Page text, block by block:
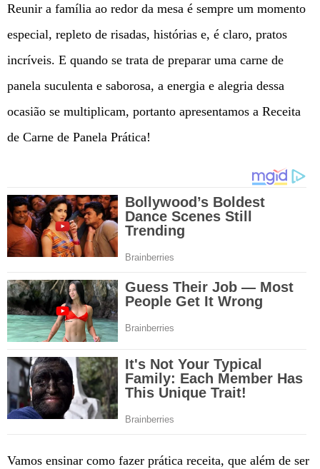
Reunir a família ao redor da mesa é sempre um momento
especial, repleto de risadas, histórias e, é claro, pratos
incríveis. E quando se trata de preparar uma carne de
panela suculenta e saborosa, a energia e alegria dessa
ocasião se multiplicam, portanto apresentamos a Receita
de Carne de Panela Prática!
Vamos ensinar como fazer prática receita, que além de ser